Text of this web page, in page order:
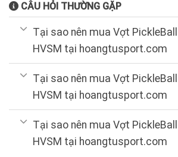
CÂU HỎI THƯỜNG GẶP
Tại sao nên mua Vợt
HVSM tại hoangtusport.com
Tại sao nên mua Vợt
HVSM tại hoangtusport.com
Tại sao nên mua Vợt
HVSM tại hoangtusport.com